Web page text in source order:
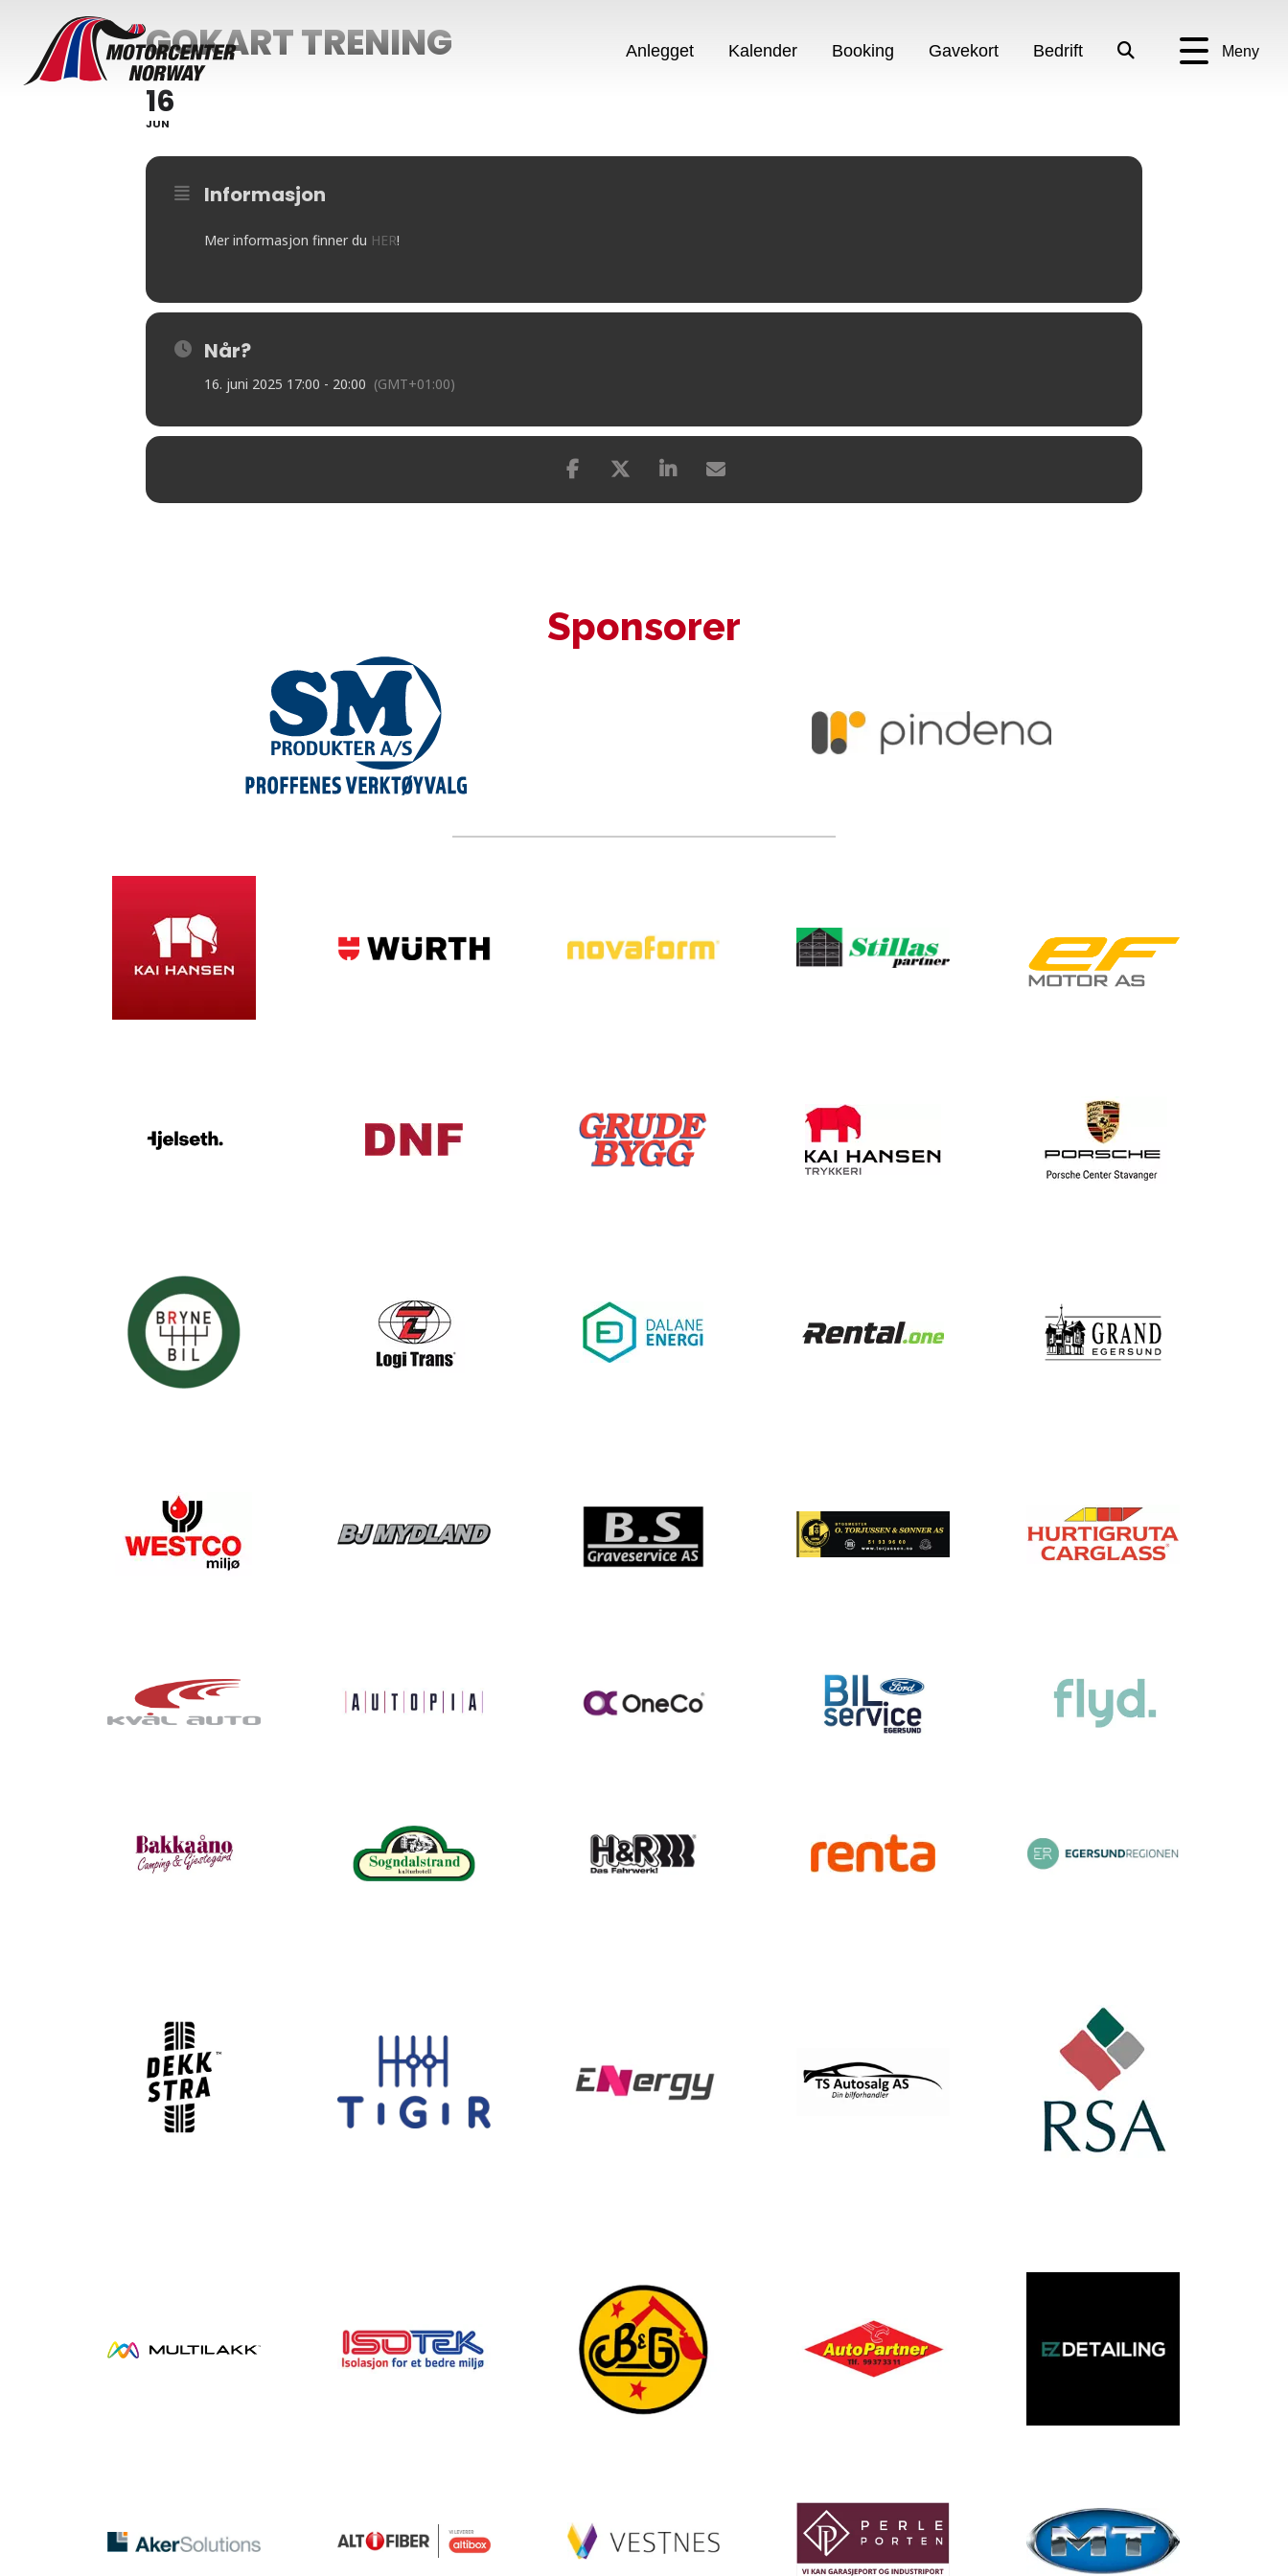
Anlegget Kalender Booking Gavekort Bedrift Meny
GOKART TRENING
16
JUN
Informasjon
Mer informasjon finner du HER!
Når?
16. juni 2025 17:00 - 20:00 (GMT+01:00)
Sponsorer